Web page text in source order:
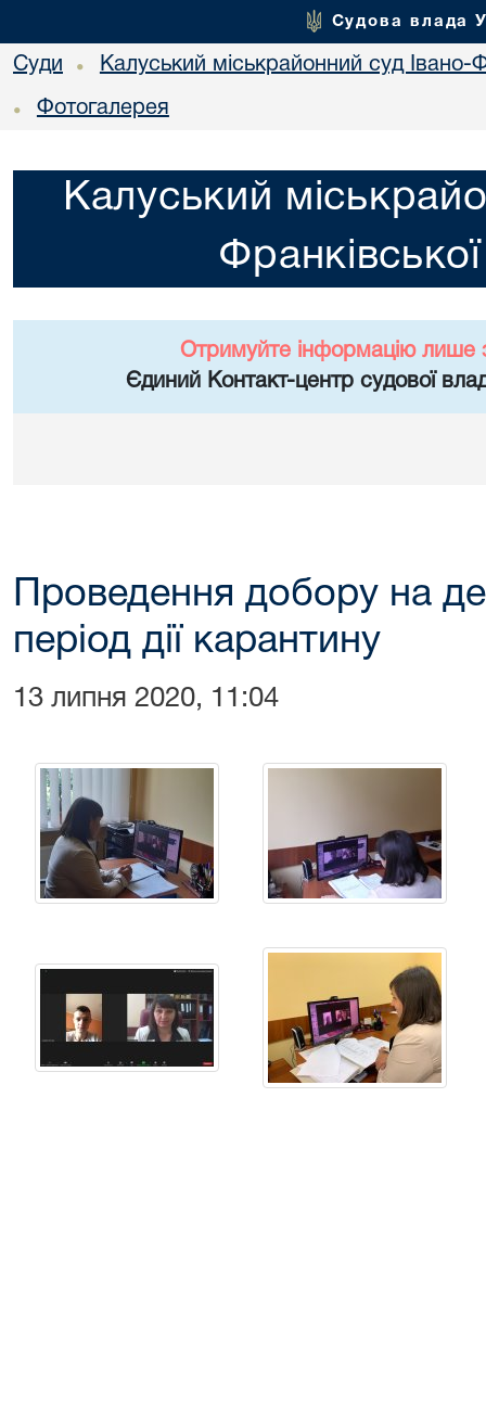
Судова влада
Суди • Калуський міськрайонний суд Івано-
• Фотогалерея
Калуський
Отримуйте інформацію лише
Єдиний Контакт-центр судової
Проведення добору на
період дії карантину
13 липня 2020, 11:04